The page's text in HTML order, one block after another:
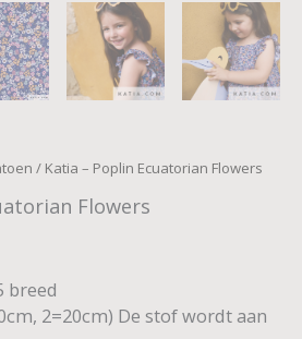
/ Katia – Poplin Ecuatorian Flowers
Flowers
breed
2=20cm) De stof wordt aan